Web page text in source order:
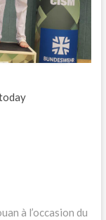
à l’occasion du